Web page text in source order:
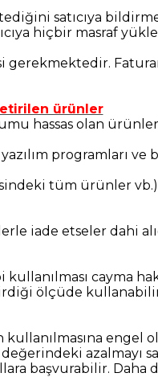
satıcıya
hiçbir masraf
gerekmektedir.
ürünler
hassas olan
programları
tüm ürünler vb.)
iade etseler dahi
cayma
ölçüde
kullanılmasına
azalmayı
başvurabilir. Daha